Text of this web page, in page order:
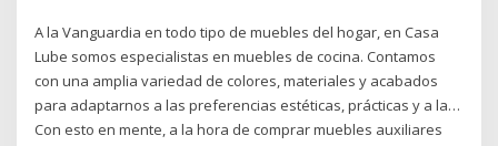
A la Vanguardia en todo tipo de muebles del hogar, en Casa
Lube somos especialistas en muebles de cocina. Contamos
con una amplia variedad de colores, materiales y acabados
para adaptarnos a las preferencias estéticas, prácticas y a la…
Con esto en mente, a la hora de comprar muebles auxiliares